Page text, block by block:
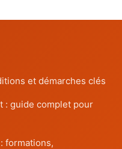
et démarches clés
: guide complet pour
formations,